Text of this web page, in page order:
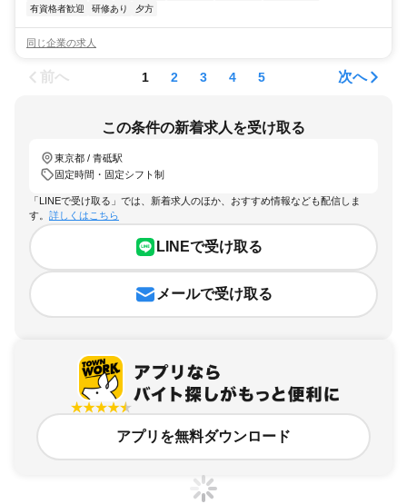
有資格者歓迎
研修あり 夕方
同じ企業の求人
前へ 1 2 3 4 5 次へ
この条件の新着求人を受け取る
東京都 / 青砥駅
固定時間・固定シフト制
「LINEで受け取る」では、新着求人のほか、おすすめ情報なども配信しま
す。 詳しくはこちら
LINEで受け取る
メールで受け取る
アプリを無料ダウンロード